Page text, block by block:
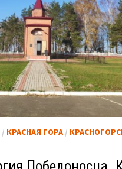
/ КРАСНАЯ ГОРА/